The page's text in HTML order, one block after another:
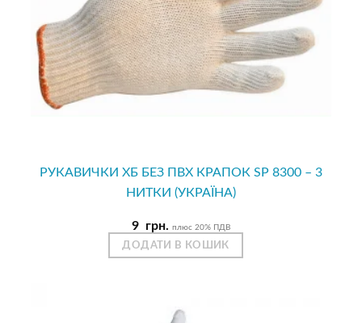
РУКАВИЧКИ ХБ БЕЗ ПВХ КРАПОК SP 8300 – 3
НИТКИ (УКРАЇНА)
9 грн. плюс 20% ПДВ
ДОДАТИ В КОШИК